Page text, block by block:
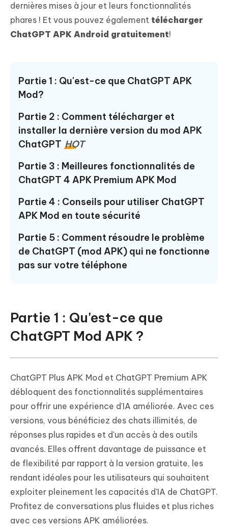
dernières mises à jour et leurs fonctionnalités
phares ! Et vous pouvez également télécharger
ChatGPT APK Android gratuitement!
Partie 1 : Qu'est-ce que ChatGPT APK
Mod?
Partie 2 : Comment télécharger et
installer la dernière version du mod APK
ChatGPT HOT
Partie 3 : Meilleures fonctionnalités de
ChatGPT 4 APK Premium APK Mod
Partie 4 : Conseils pour utiliser ChatGPT
APK Mod en toute sécurité
Partie 5 : Comment résoudre le problème
de ChatGPT (mod APK) qui ne fonctionne
pas sur votre téléphone
Partie 1 : Qu'est-ce que
ChatGPT Mod APK ?
ChatGPT Plus APK Mod et ChatGPT Premium APK
débloquent des fonctionnalités supplémentaires
pour offrir une expérience d'IA améliorée. Avec ces
versions, vous bénéficiez des chats illimités, de
réponses plus rapides et d'un accès à des outils
avancés. Elles offrent davantage de puissance et
de flexibilité par rapport à la version gratuite, les
rendant idéales pour les utilisateurs qui souhaitent
exploiter pleinement les capacités d'IA de ChatGPT.
Profitez de conversations plus fluides et plus riches
avec ces versions APK améliorées.